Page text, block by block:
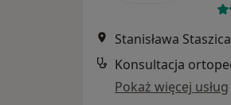
Stanisława
Konsultacja
Pokaż więcej usług